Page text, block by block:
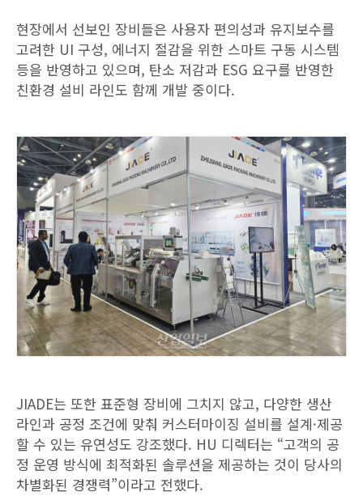
현장에서 선보인 장비들은 사용자 편의성과 유지보수를
고려한 UI 구성, 에너지 절감을 위한 스마트 구동 시스템
등을 반영하고 있으며, 탄소 저감과 ESG 요구를 반영한
친환경 설비 라인도 함께 개발 중이다.
JIADE는 또한 표준형 장비에 그치지 않고, 다양한 생산
라인과 공정 조건에 맞춰 커스터마이징 설비를 설계·제공
할 수 있는 유연성도 강조했다. HU 디렉터는 “고객의 공
정 운영 방식에 최적화된 솔루션을 제공하는 것이 당사의
차별화된 경쟁력”이라고 전했다.